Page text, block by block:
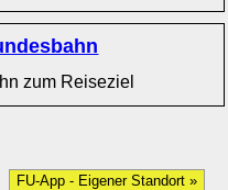
zum Reiseziel
FU-App - Eigener Standort »